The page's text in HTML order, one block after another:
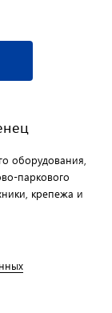
оборудования,
паркового
крепежа и